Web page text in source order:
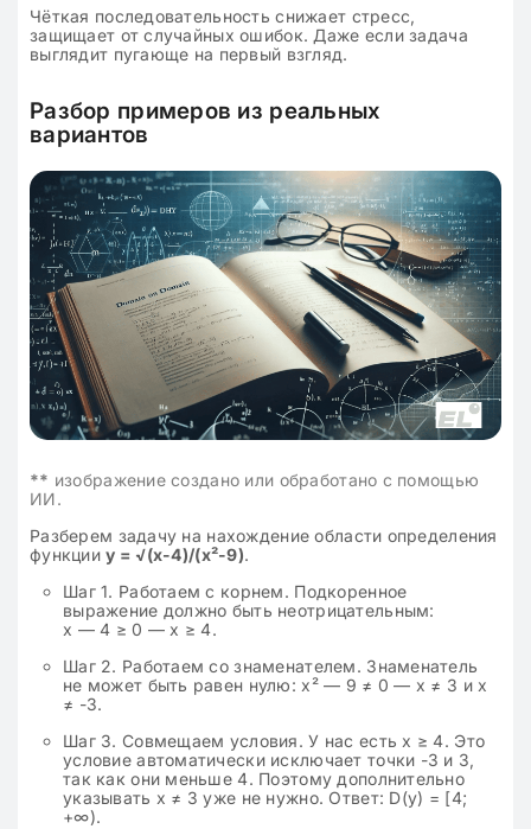
Чёткая последовательность снижает стресс,
защищает от случайных ошибок. Даже если задача
выглядит пугающе на первый взгляд.
Разбор примеров из реальных
вариантов
** изображение создано или обработано с помощью
ИИ.
Разберем задачу на нахождение области определения
функцииy = √(x-4)/(x²-9).
Шаг 1. Работаем с корнем. Подкоренное
выражение должно быть неотрицательным:
x — 4 ≥ 0 — x ≥ 4.
Шаг 2. Работаем со знаменателем. Знаменатель
не может быть равен нулю: x² — 9 ≠ 0 — x ≠ 3 и x
≠ -3.
Шаг 3. Совмещаем условия. У нас есть x ≥ 4. Это
условие автоматически исключает точки -3 и 3,
так как они меньше 4. Поэтому дополнительно
указывать x ≠ 3 уже не нужно. Ответ: D(y) = [4;
+∞).